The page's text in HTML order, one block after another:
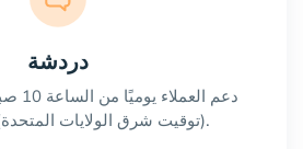
دردشة
(توقيت شرق الولايات المتحدة) عبر الدردشة.